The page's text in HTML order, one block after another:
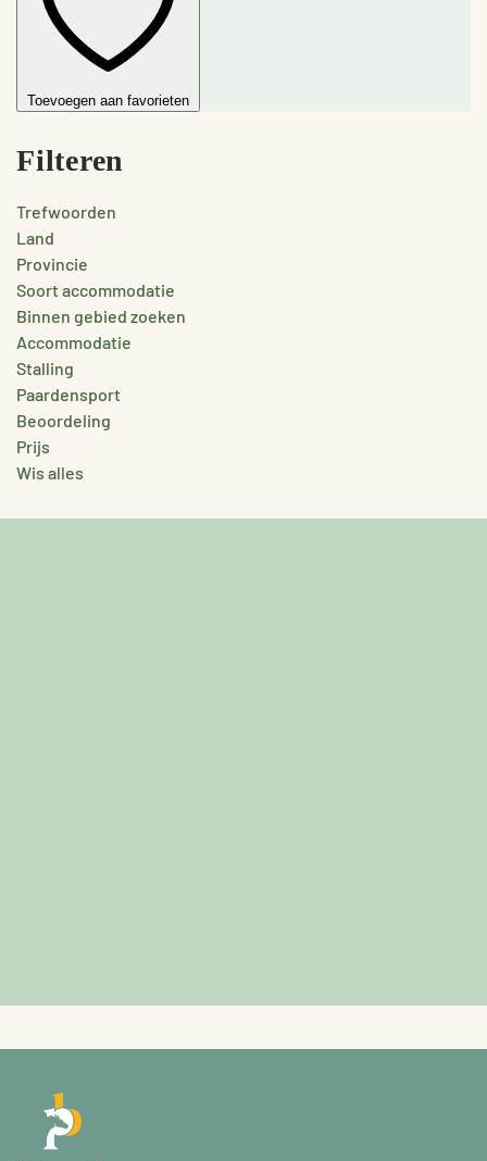
Toevoegen aan favorieten
Filteren
Trefwoorden
Land
Provincie
Soort accommodatie
Binnen gebied zoeken
Accommodatie
Stalling
Paardensport
Beoordeling
Prijs
Wis alles